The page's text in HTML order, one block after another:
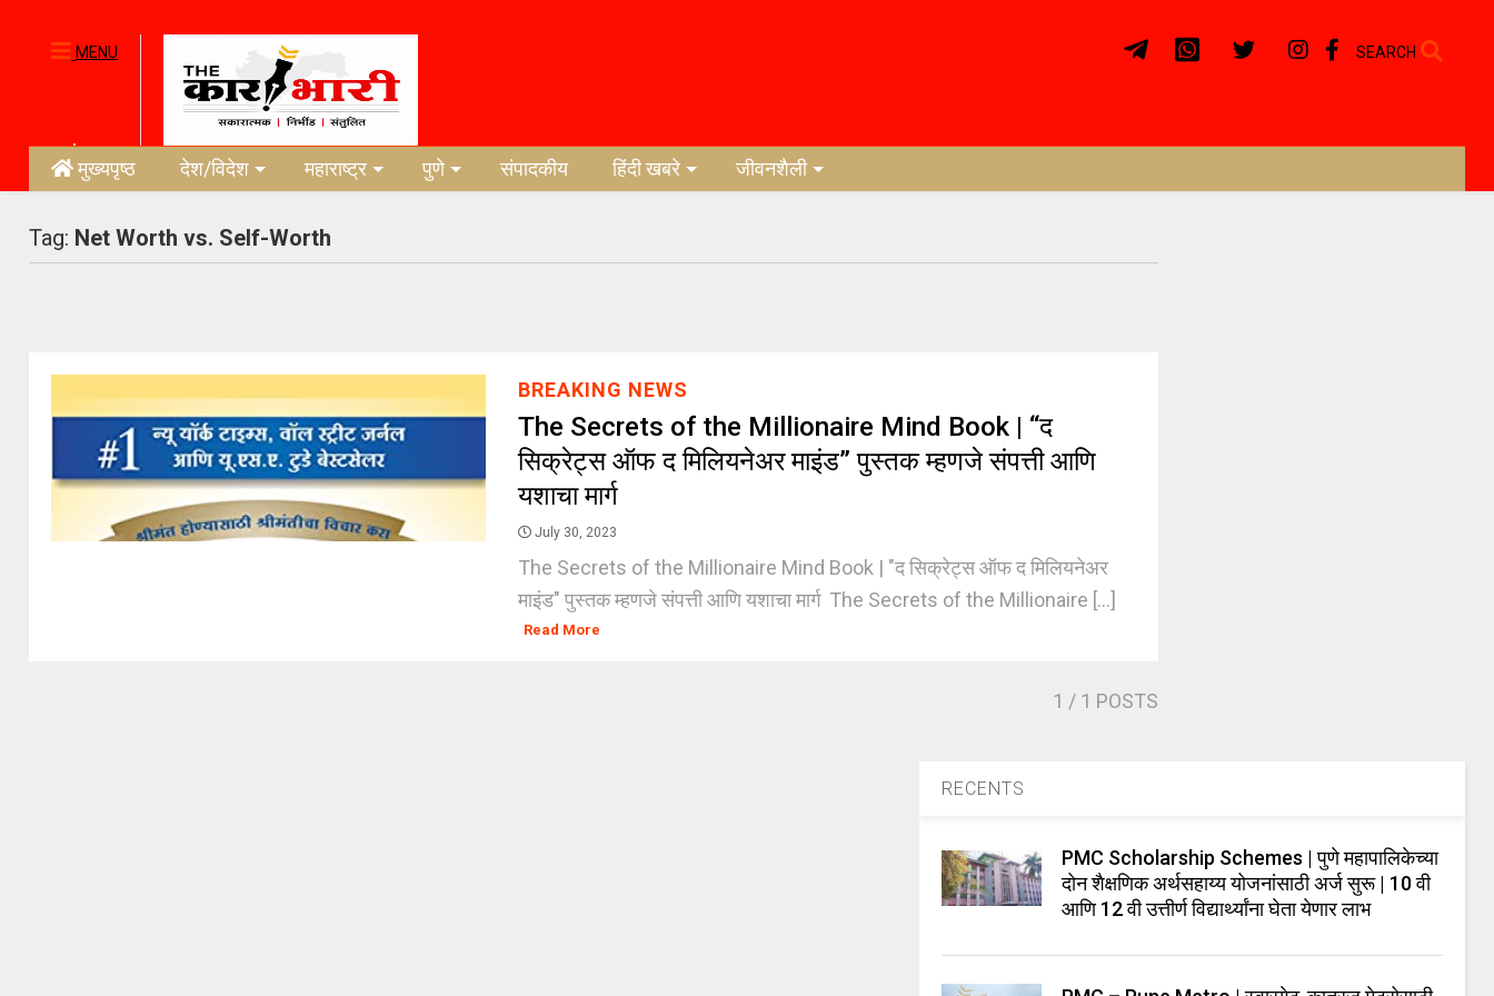
MENU SEARCH
मुख्यपृष्ठ देश/विदेश महाराष्ट्र पुणे संपादकीय हिंदी खबरे जीवनशैली
Tag: Net Worth vs. Self-Worth
BREAKING NEWS
The Secrets of the Millionaire Mind Book | “द
सिक्रेट्स ऑफ द मिलियनेअर माइंड” पुस्तक म्हणजे संपत्ती आणि
यशाचा मार्ग
July 30, 2023
The Secrets of the Millionaire Mind Book | "द सिक्रेट्स ऑफ द मिलियनेअर
माइंड" पुस्तक म्हणजे संपत्ती आणि यशाचा मार्ग The Secrets of the Millionaire [...]
Read More
1 / 1 POSTS
RECENTS
PMC Scholarship Schemes | पुणे महापालिकेच्या
दोन शैक्षणिक अर्थसहाय्य योजनांसाठी अर्ज सुरू | 10 वी
आणि 12 वी उत्तीर्ण विद्यार्थ्यांना घेता येणार लाभ